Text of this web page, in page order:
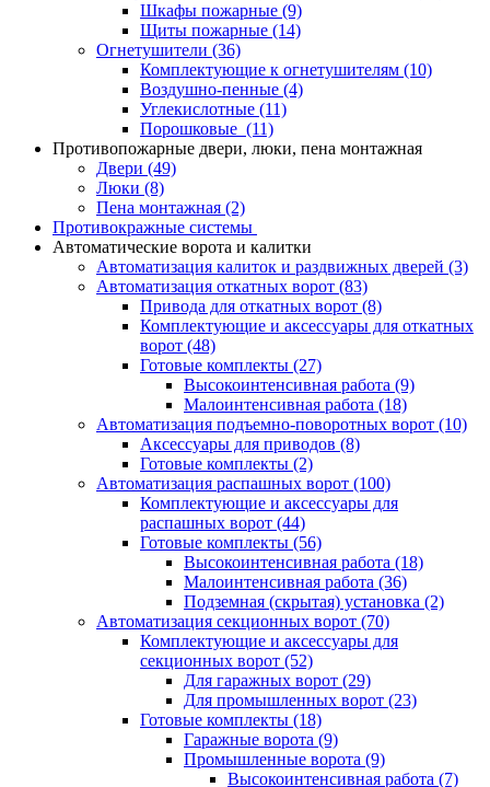
Шкафы пожарные (9)
Щиты пожарные (14)
Огнетушители (36)
Комплектующие к огнетушителям (10)
Воздушно-пенные (4)
Углекислотные (11)
Порошковые (11)
Противопожарные двери, люки, пена монтажная
Двери (49)
Люки (8)
Пена монтажная (2)
Противокражные системы
Автоматические ворота и калитки
Автоматизация калиток и раздвижных дверей (3)
Автоматизация откатных ворот (83)
Привода для откатных ворот (8)
Комплектующие и аксессуары для откатных
ворот (48)
Готовые комплекты (27)
Высокоинтенсивная работа (9)
Малоинтенсивная работа (18)
Автоматизация подъемно-поворотных ворот (10)
Аксессуары для приводов (8)
Готовые комплекты (2)
Автоматизация распашных ворот (100)
Комплектующие и аксессуары для
распашных ворот (44)
Готовые комплекты (56)
Высокоинтенсивная работа (18)
Малоинтенсивная работа (36)
Подземная (скрытая) установка (2)
Автоматизация секционных ворот (70)
Комплектующие и аксессуары для
секционных ворот (52)
Для гаражных ворот (29)
Для промышленных ворот (23)
Готовые комплекты (18)
Гаражные ворота (9)
Промышленные ворота (9)
Высокоинтенсивная работа (7)